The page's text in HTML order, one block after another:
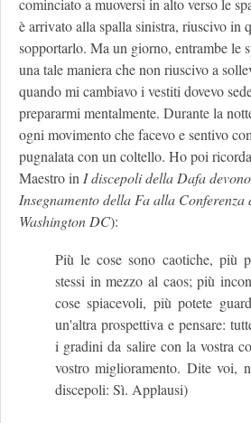
cominciato a muoversi in alto verso le
è arrivato alla spalla sinistra, riuscivo in
sopportarlo. Ma un giorno, entrambe le
una tale maniera che non riuscivo a
quando mi cambiavo i vestiti dovevo
prepararmi mentalmente. Durante la
ogni movimento che facevo e sentivo
pugnalata con un coltello. Ho poi
Maestro inI discepoli della Dafa
Insegnamento della Fa alla
Washington DC):
Più le cose sono caotiche, più
stessi in mezzo al caos; più
cose spiacevoli, più potete
un'altra prospettiva e pensare:
i gradini da salire con la vostra
vostro miglioramento. Dite voi,
discepoli: Sì. Applausi)